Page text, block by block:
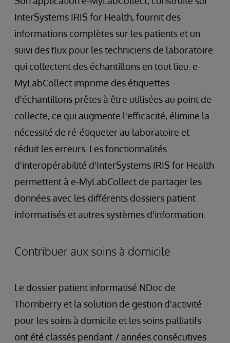
InterSystems IRIS for Health, fournit des
informations complètes sur les patients et un
suivi des flux pour les techniciens de laboratoire
qui collectent des échantillons en tout lieu. e-
MyLabCollect imprime des étiquettes
d'échantillons prêtes à être utilisées au point de
collecte, ce qui augmente l'efficacité, élimine la
nécessité de ré-étiqueter au laboratoire et
réduit les erreurs. Les fonctionnalités
d'interopérabilité d'InterSystems IRIS for Health
permettent à e-MyLabCollect de partager les
données avec les différents dossiers patient
informatisés et autres systèmes d'information.
Contribuer aux soins à domicile
Le dossier patient informatisé NDoc de
Thornberry et la solution de gestion d'activité
pour les soins à domicile et les soins palliatifs
ont été classés pendant 7 années consécutives